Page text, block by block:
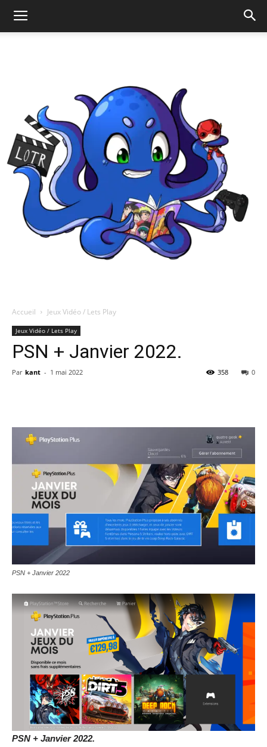
Accueil Jeux Vidéo / Lets Play
Jeux Vidéo / Lets Play
PSN + Janvier 2022.
Par kant - 1 mai 2022 0
358
PSN + Janvier 2022
PSN + Janvier 2022.